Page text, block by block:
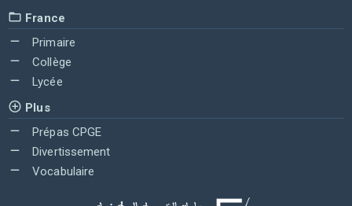
France
Primaire
Collège
Lycée
Plus
Prépas CPGE
Divertissement
Vocabulaire